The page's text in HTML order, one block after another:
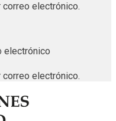
correo electrónico.
electrónico
correo electrónico.